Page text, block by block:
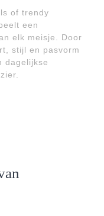
of trendy
een
elk meisje. Door
stijl en pasvorm
dagelijkse